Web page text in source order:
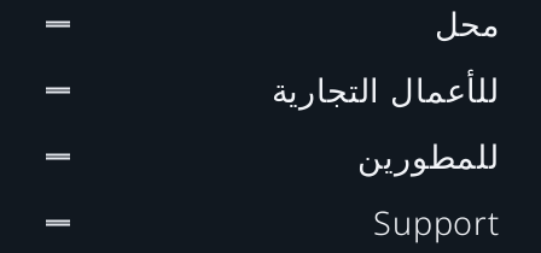
محل
للأعمال التجارية
للمطورين
Support